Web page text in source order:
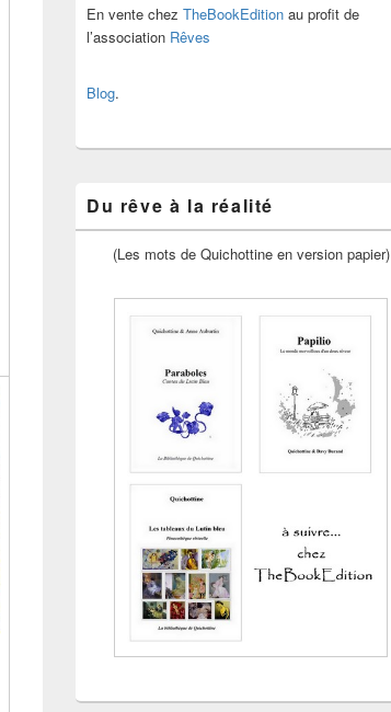
En vente chez TheBookEdition au profit de
l’association Rêves
Blog.
Du rêve à la réalité
(Les mots de Quichottine en version papier)